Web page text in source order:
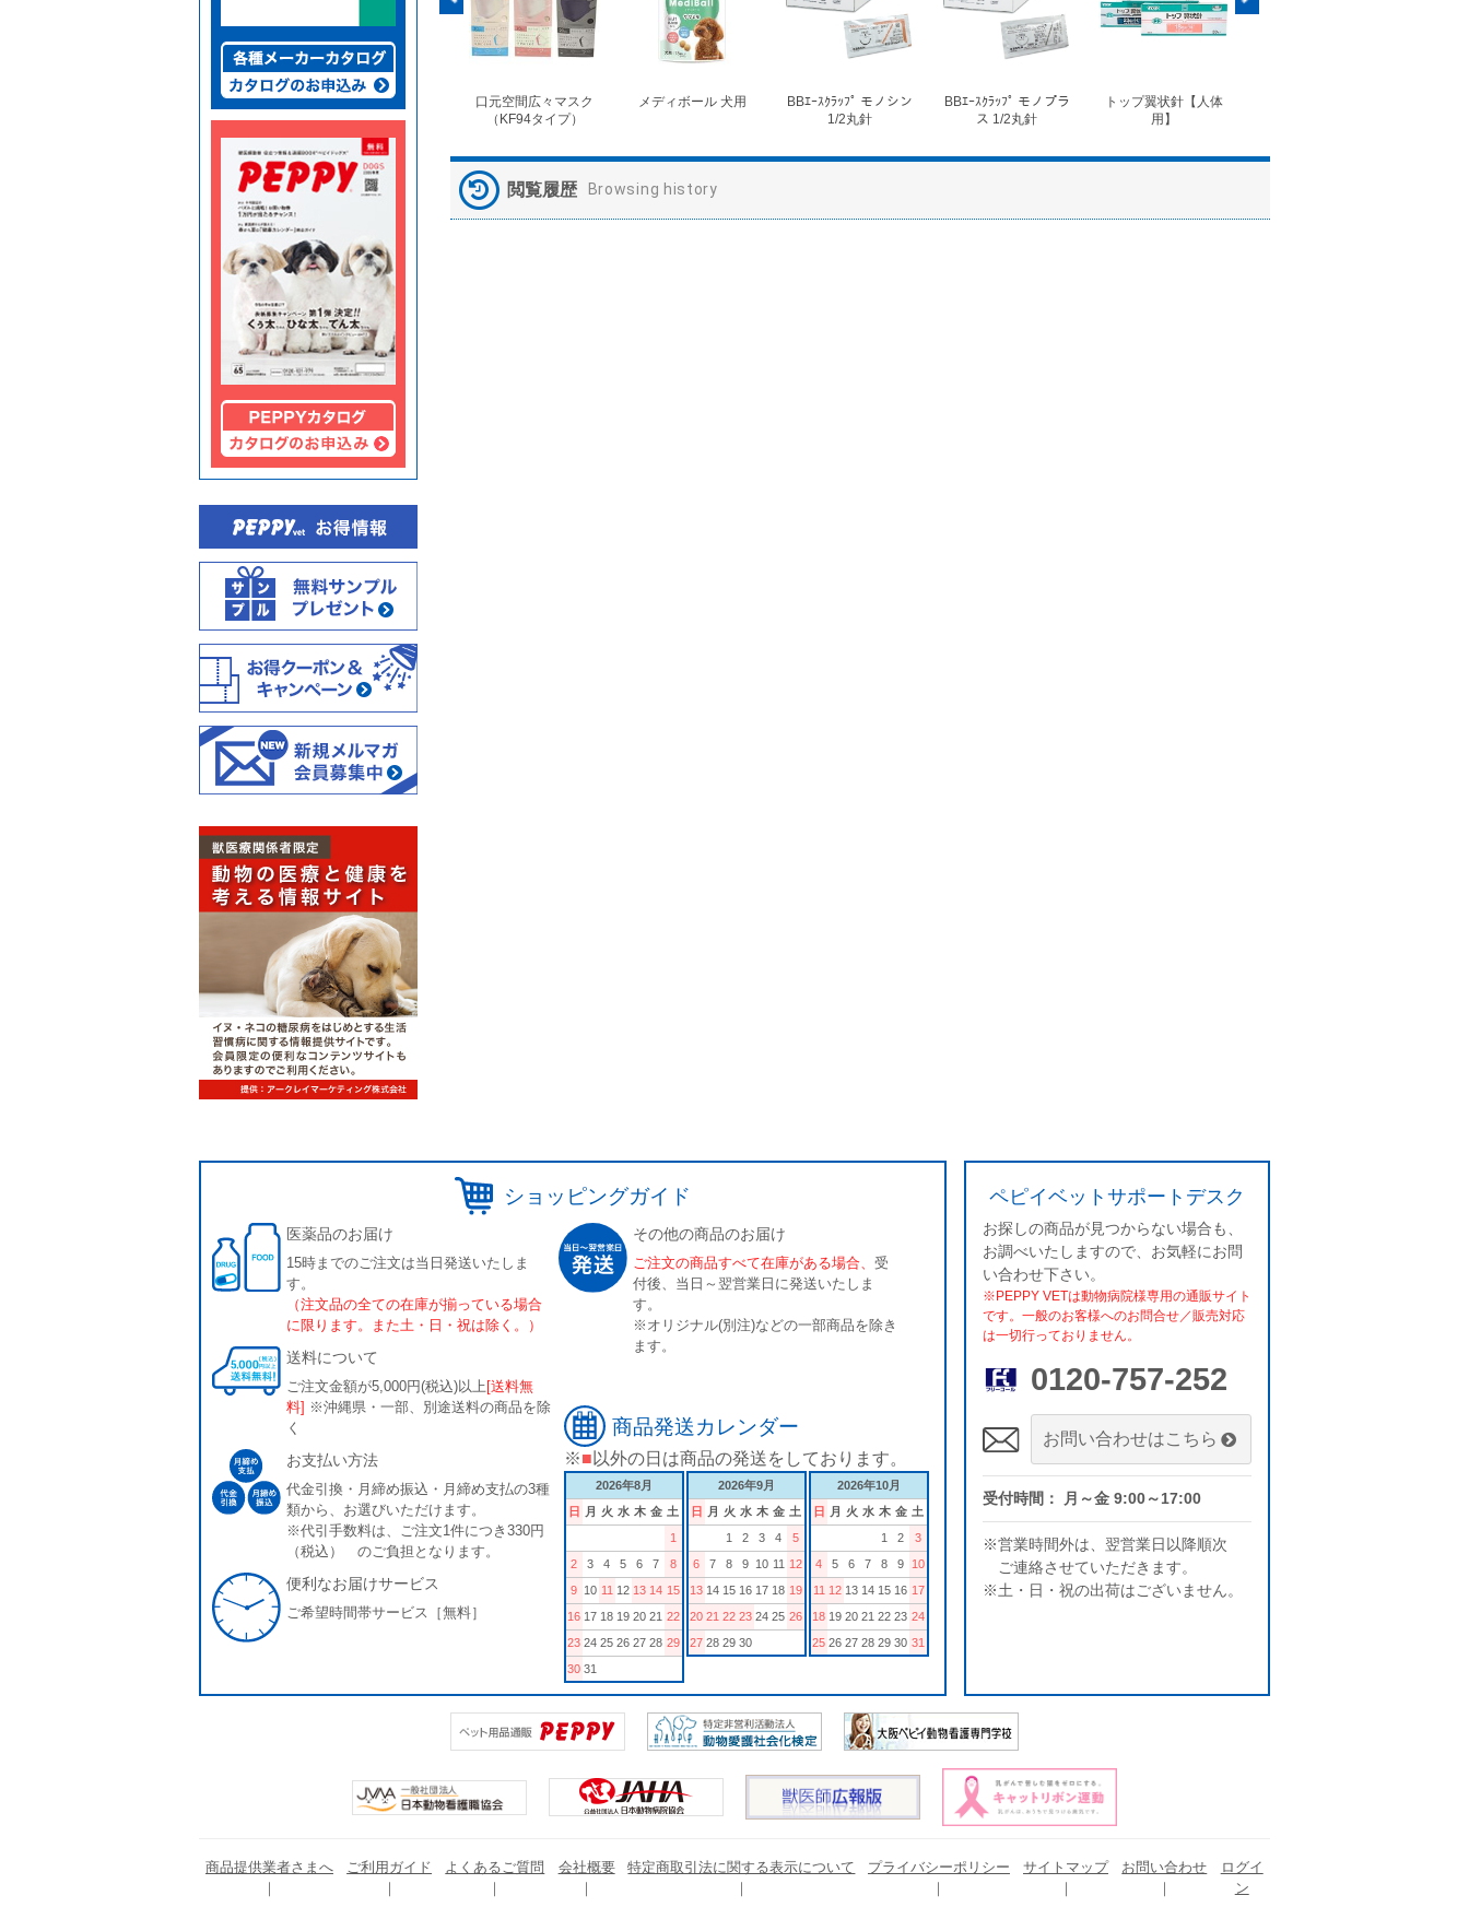
◆劇)ｲｿﾌﾙﾗﾝ吸入麻酔
液｢VTRS｣ ｳﾞｨｱﾄﾘｽ...
ペピイマジカルシーツ
（中厚型ペットシー
ツ）
口元空間広々マスク
（KF94タイプ）
メディボール 犬用
BBｴｰｽｸﾗｯﾌﾟ モノシン
1/2丸針
BBｴｰｽｸﾗｯﾌﾟ モノプラ
ス 1/2丸針
トップ翼状針【人体
用】
閲覧履歴 Browsing history
ショッピングガイド
医薬品のお届け
15時までのご注文は当日発送いたしま
す。
（注文品の全ての在庫が揃っている場合
に限ります。また土・日・祝は除く。）
送料について
ご注文金額が5,000円(税込)以上 [送料無
料] ※沖縄県・一部、別途送料の商品を除
く
お支払い方法
代金引換・月締め振込・月締め支払の3種
類から、お選びいただけます。
※代引手数料は、ご注文1件につき330円
（税込） のご負担となります。
便利なお届けサービス
ご希望時間帯サービス［無料］
その他の商品のお届け
ご注文の商品すべて在庫がある場合、 受
付後、当日～翌営業日に発送いたしま
す。
※オリジナル(別注)などの一部商品を除き
ます。
商品発送カレンダー
※■以外の日は商品の発送をしております。
2026年8月
日 月 火 水 木 金 土
1
2
3 4 5 6 7
8
9 10 11 12 13 14 15
16 17 18 19 20 21 22
23 24 25 26 27 28 29
30 31
2026年9月
日 月 火 水 木 金 土
1
2 3 4
5
6
7 8 9 10 11 12
13 14 15 16 17 18 19
20 21 22 23 24 25 26
27 28 29 30
2026年10月
日 月 火 水 木 金 土
1
2
3
4
5 6 7 8 9
10
11 12 13 14 15 16 17
18 19 20 21 22 23 24
25 26 27 28 29 30 31
ペピイベットサポートデスク
お探しの商品が見つからない場合も、
お調べいたしますので、お気軽にお問
い合わせ下さい。
※PEPPY VETは動物病院様専用の通販サイト
です。一般のお客様へのお問合せ／販売対応
は一切行っておりません。
0120-757-252
お問い合わせはこちら
受付時間： 月～金 9:00～17:00
※営業時間外は、翌営業日以降順次
ご連絡させていただきます。
※土・日・祝の出荷はございません。
商品提供業者さまへ ご利用ガイド よくあるご質問 会社概要 特定商取引法に関する表示について プライバシーポリシー サイトマップ お問い合わせ
ログイ
ン